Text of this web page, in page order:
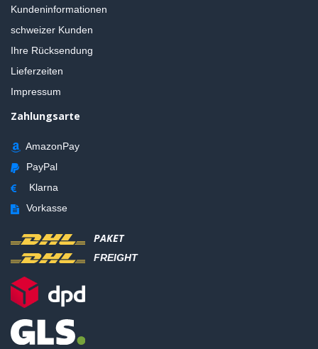
Kundeninformationen
schweizer Kunden
Ihre Rücksendung
Lieferzeiten
Impressum
Zahlungsarte
AmazonPay
PayPal
Klarna
Vorkasse
PAKET
FREIGHT